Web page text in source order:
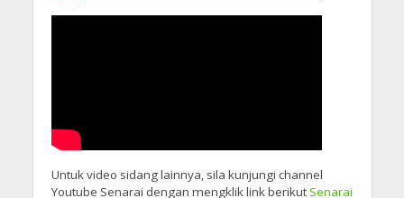
Untuk video sidang lainnya, sila kunjungi channel
Youtube Senarai dengan mengklik link berikutSenarai